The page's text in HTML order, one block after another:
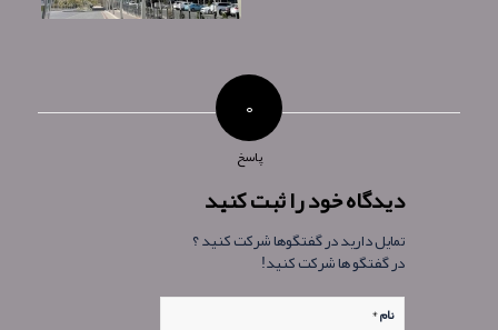
۰
پاسخ
دیدگاه خود را ثبت کنید
تمایل دارید در گفتگوها شرکت کنید ؟
در گفتگو ها شرکت کنید!
نام*